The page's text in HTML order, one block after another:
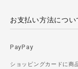
お支払い方法につい
PayPay
ショッピングカードに商